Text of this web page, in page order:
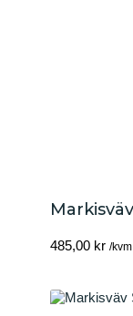
485,00 kr /kvm